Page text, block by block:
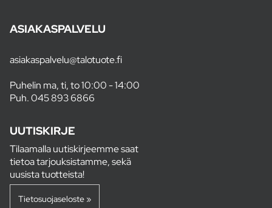
ASIAKASPALVELU
asiakaspalvelu@talotuote.fi
Puhelin ma, ti, to 10:00 - 14:00
Puh.045 893 6866
UUTISKIRJE
Tilaamalla uutiskirjeemme saat
tietoa tarjouksistamme, sekä
uusista tuotteista!
Tietosuojaseloste »